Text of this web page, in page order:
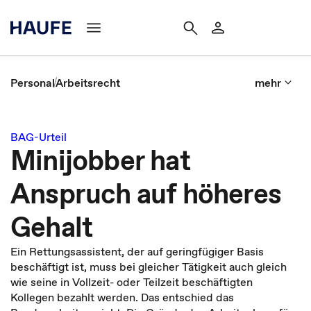
PersonalArbeitsrecht mehr
BAG-Urteil
Minijobber hat
Anspruch auf höheres
Gehalt
Ein Rettungsassistent, der auf geringfügiger Basis
beschäftigt ist, muss bei gleicher Tätigkeit auch gleich
wie seine in Vollzeit- oder Teilzeit beschäftigten
Kollegen bezahlt werden. Das entschied das